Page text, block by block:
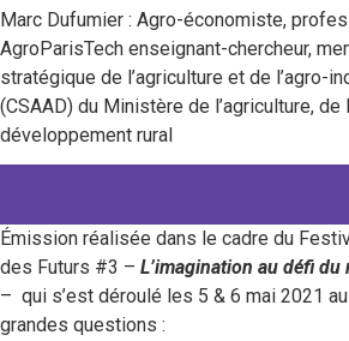
Marc Dufumier : Agro-économiste,
AgroParisTech enseignant-chercheur,
stratégique de l’agriculture et de l’agro-
(CSAAD) du Ministère de l’agriculture, de
développement rural
Émission réalisée dans le cadre du
des Futurs #3 – L’imagination au défi
– qui s’est déroulé les 5 & 6 mai 2021
grandes questions :